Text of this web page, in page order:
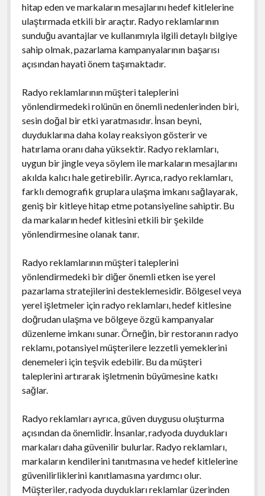
hitap eden ve markaların mesajlarını hedef kitlelerine
ulaştırmada etkili bir araçtır. Radyo reklamlarının
sunduğu avantajlar ve kullanımıyla ilgili detaylı bilgiye
sahip olmak, pazarlama kampanyalarının başarısı
açısından hayati önem taşımaktadır.
Radyo reklamlarının müşteri taleplerini
yönlendirmedeki rolünün en önemli nedenlerinden biri,
sesin doğal bir etki yaratmasıdır. İnsan beyni,
duyduklarına daha kolay reaksiyon gösterir ve
hatırlama oranı daha yüksektir. Radyo reklamları,
uygun bir jingle veya söylem ile markaların mesajlarını
akılda kalıcı hale getirebilir. Ayrıca, radyo reklamları,
farklı demografik gruplara ulaşma imkanı sağlayarak,
geniş bir kitleye hitap etme potansiyeline sahiptir. Bu
da markaların hedef kitlesini etkili bir şekilde
yönlendirmesine olanak tanır.
Radyo reklamlarının müşteri taleplerini
yönlendirmedeki bir diğer önemli etken ise yerel
pazarlama stratejilerini desteklemesidir. Bölgesel veya
yerel işletmeler için radyo reklamları, hedef kitlesine
doğrudan ulaşma ve bölgeye özgü kampanyalar
düzenleme imkanı sunar. Örneğin, bir restoranın radyo
reklamı, potansiyel müşterilere lezzetli yemeklerini
denemeleri için teşvik edebilir. Bu da müşteri
taleplerini artırarak işletmenin büyümesine katkı
sağlar.
Radyo reklamları ayrıca, güven duygusu oluşturma
açısından da önemlidir. İnsanlar, radyoda duydukları
markaları daha güvenilir bulurlar. Radyo reklamları,
markaların kendilerini tanıtmasına ve hedef kitlelerine
güvenilirliklerini kanıtlamasına yardımcı olur.
Müşteriler, radyoda duydukları reklamlar üzerinden